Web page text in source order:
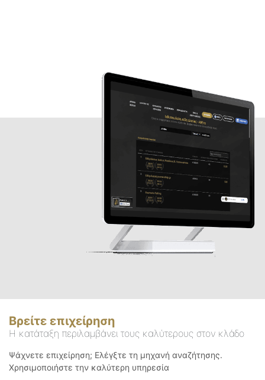
Βρείτε επιχείρηση
Η κατάταξη περιλαμβάνει τους καλύτερους στον κλάδο
Ψάχνετε επιχείρηση; Ελέγξτε τη μηχανή αναζήτησης.
Χρησιμοποιήστε την καλύτερη υπηρεσία